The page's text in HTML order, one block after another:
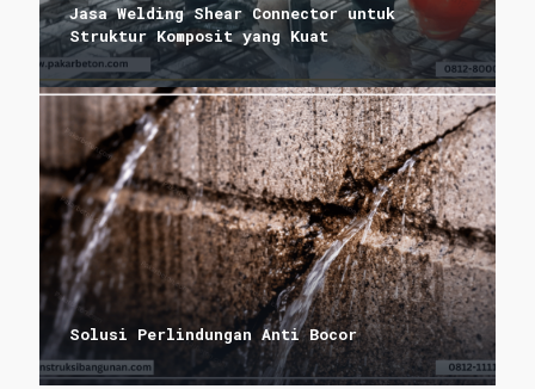
Jasa Welding Shear Connector untuk
Struktur Komposit yang Kuat
Solusi Perlindungan Anti Bocor